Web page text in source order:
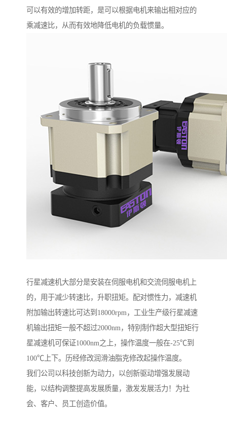
可以有效的增加转距，是可以根据电机来输出相对应的
乘减速比，从而有效地降低电机的负载惯量。
行星减速机大部分是安装在伺服电机和交流伺服电机上
的，用于减少转速比，升职扭矩。配对惯性力，减速机
附加输出转速比可达到18000rpm，工业生产级行星减速
机输出扭矩一般不超过2000nm，特别制作超大型扭矩行
星减速机可保证1000nm之上，操作温度一般在-25℃到
100℃上下。历经修改润滑油脂克修改起操作温度。
我们公司以科技创新为动力，以创新驱动增强发展动
能，以结构调整提高发展质量，激发发展活力！为社
会、客户、员工创造价值。